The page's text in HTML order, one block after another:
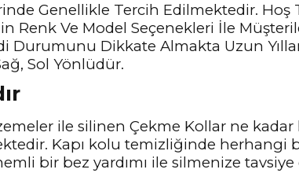
Genellikle Tercih Edilmektedir. Hoş
Renk Ve Model Seçenekleri İle
Durumunu Dikkate Almakta Uzun
Sol Yönlüdür.
ile silinen Çekme Kollar ne
Kapı kolu temizliğinde herhangi
bir bez yardımı ile silmenize